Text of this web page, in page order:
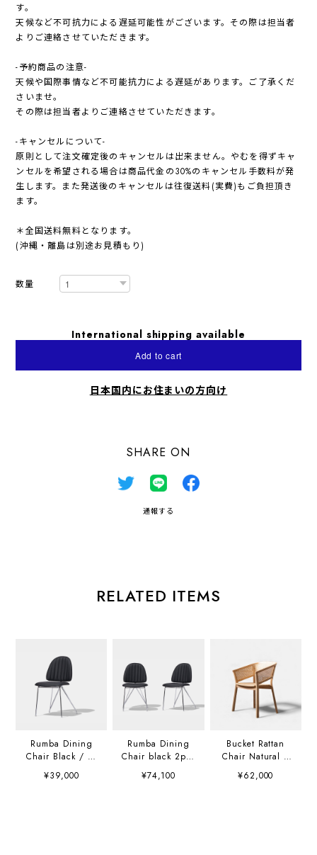
す。
天候など不可抗力による遅延可能性がございます。その際は担当者
よりご連絡させていただきます。
-予約商品の注意-
天候や国際事情など不可能抗力による遅延があります。ご了承くだ
さいませ。
その際は担当者よりご連絡させていただきます。
-キャンセルについて-
原則として注文確定後のキャンセルは出来ません。やむを得ずキャ
ンセルを希望される場合は商品代金の30%のキャンセル手数料が発
生します。また発送後のキャンセルは往復送料(実費)もご負担頂き
ます。
＊全国送料無料となります。
(沖縄・離島は別途お見積もり)
数量
International shipping available
Add to cart
日本国内にお住まいの方向け
SHARE ON
通報する
RELATED ITEMS
Rumba Dining
Chair Black / ル
ンバダイニングチ
ェア ブラック
¥39,000
Rumba Dining
Chair black 2pcs
/ ルンバダイニン
グチェア ブラック
¥74,100
Bucket Rattan
Chair Natural /
バケットラタンチ
ェア ナチュラル
¥62,000